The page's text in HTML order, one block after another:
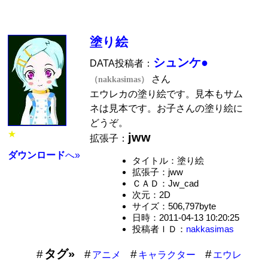
★
ダウンロードへ»
塗り絵
DATA投稿者： シュンケ●
（nakkasimas）
さん
エウレカの塗り絵です。見本もサム
ネは見本です。お子さんの塗り絵に
どうぞ。
拡張子： jww
タイトル：塗り絵
拡張子：jww
ＣＡＤ：Jw_cad
次元：2D
サイズ：506,797byte
日時：2011-04-13 10:20:25
投稿者ＩＤ： nakkasimas
タグ» アニメ キャラクター
エウレ